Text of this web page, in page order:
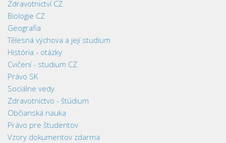
Zdravotnictví CZ
Biologie CZ
Geografia
Tělesná výchova a její studium
História - otázky
Cvičení - studium CZ
Právo SK
Sociálne vedy
Zdravotnictvo - štúdium
Občianská nauka
Právo pre študentov
Vzory dokumentov zdarma